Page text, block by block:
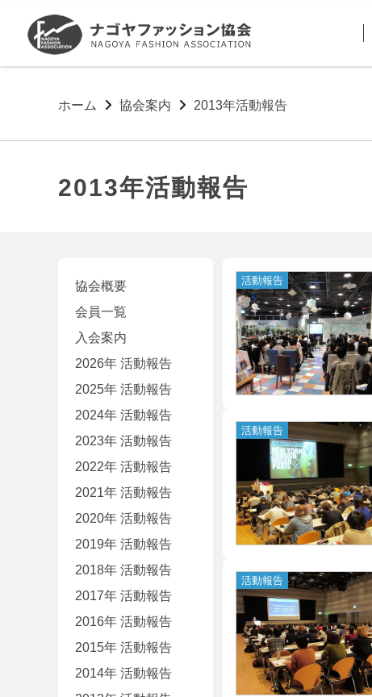
ホーム 協会案内 2013年活動報告
2013年活動報告
協会概要
会員一覧
入会案内
2026年 活動報告
2025年 活動報告
2024年 活動報告
2023年 活動報告
2022年 活動報告
2021年 活動報告
2020年 活動報告
2019年 活動報告
2018年 活動報告
2017年 活動報告
2016年 活動報告
2015年 活動報告
2014年 活動報告